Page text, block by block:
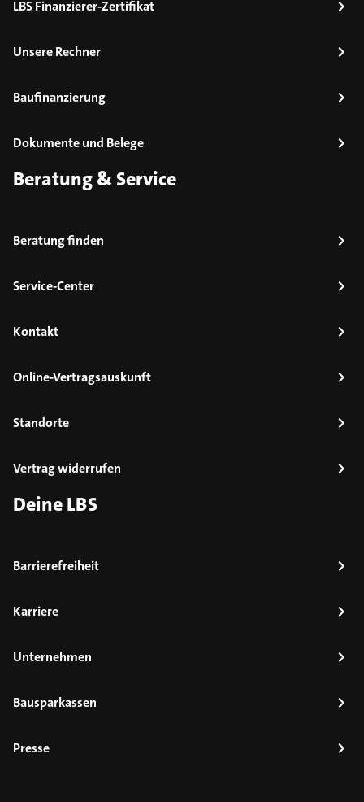
LBS Finanzierer-Zertifikat
Unsere Rechner
Baufinanzierung
Dokumente und Belege
Beratung & Service
Beratung finden
Service-Center
Kontakt
Online-Vertragsauskunft
Standorte
Vertrag widerrufen
Deine LBS
Barrierefreiheit
Karriere
Unternehmen
Bausparkassen
Presse